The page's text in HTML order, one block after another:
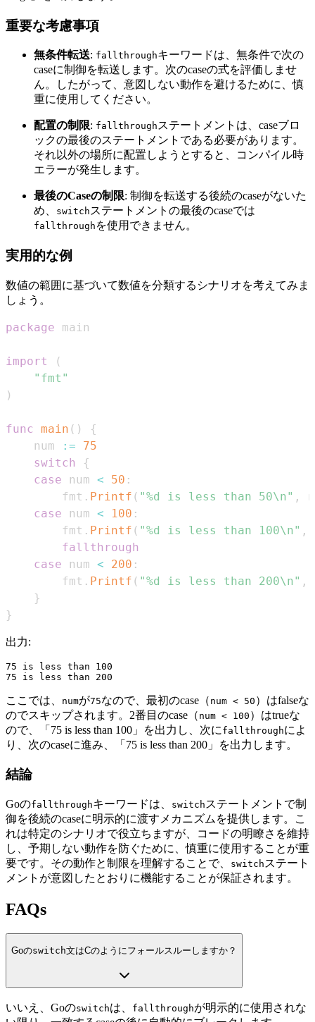
重要な考慮事項
無条件転送: fallthroughキーワードは、無条件で次の
caseに制御を転送します。次のcaseの式を評価しませ
ん。したがって、意図しない動作を避けるために、慎
重に使用してください。
配置の制限: fallthrough ステートメントは、caseブロ
ックの最後のステートメントである必要があります。
それ以外の場所に配置しようとすると、コンパイル時
エラーが発生します。
最後のCaseの制限: 制御を転送する後続のcaseがないた
め、
switch ステートメントの最後のcaseでは
fallthrough を使用できません。
実用的な例
数値の範囲に基づいて数値を分類するシナリオを考えてみま
しょう。
package
import
(
"fmt"
)
func main ( )
{
    num
:=
75
switch
{
case num < 50 :
        fmt
. Printf ( "%d is less than 50\n" ,
case num < 100 :
        fmt
. Printf ( "%d is less than 100\n" ,
fallthrough
case num < 200 :
        fmt
. Printf ( "%d is less than 200\n" ,
}
}
出力:
75 is less than 100
ここでは、 numが75なので、最初のcase（ num < 50 ）はfalseな
のでスキップされます。2番目のcase（ num < 100 ）はtrueな
ので、「75 is less than 100」を出力し、次に fallthroughによ
り、次のcaseに進み、「75 is less than 200」を出力します。
結論
Goのfallthroughキーワードは、 switch ステートメントで制
御を後続のcaseに明示的に渡すメカニズムを提供します。こ
れは特定のシナリオで役立ちますが、コードの明瞭さを維持
し、予期しない動作を防ぐために、慎重に使用することが重
要です。その動作と制限を理解することで、
switch ステート
メントが意図したとおりに機能することが保証されます。
FAQs
Goのswitch文はCのようにフォールスルーしますか？
いいえ、Goのswitchは、 fallthroughが明示的に使用されな